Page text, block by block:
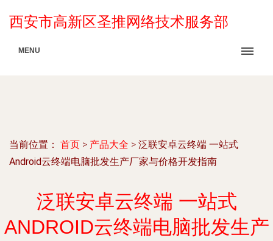
西安市高新区圣推网络技术服务部
MENU
当前位置： 首页 > 产品大全 > 泛联安卓云终端 一站式
Android云终端电脑批发生产厂家与价格开发指南
泛联安卓云终端 一站式
ANDROID云终端电脑批发生产